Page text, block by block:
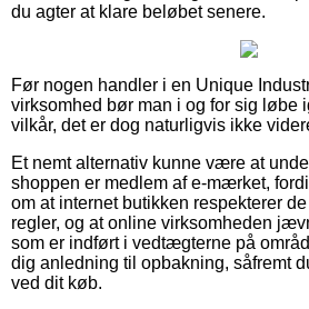
du agter at klare beløbet senere.
Før nogen handler i en Unique
virksomhed bør man i og for sig løbe
vilkår, det er dog naturligvis ikke
Et nemt alternativ kunne være at
shoppen er medlem af e-mærket,
om at internet butikken respekterer
regler, og at online virksomheden
som er indført i vedtægterne på
dig anledning til opbakning, såfremt
ved dit køb.